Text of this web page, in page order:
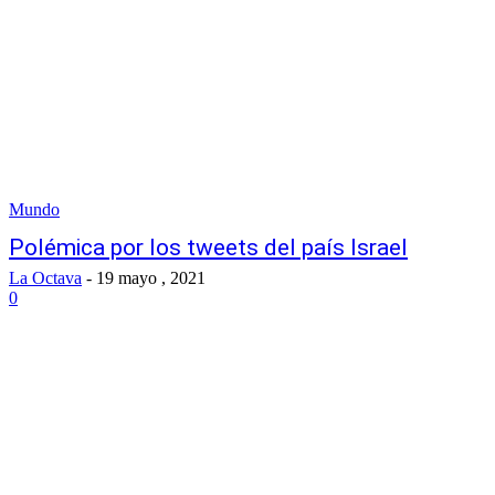
Mundo
Polémica por los tweets del país Israel
La Octava - 19 mayo , 2021
0